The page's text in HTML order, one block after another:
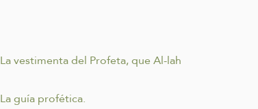
La vestimenta del Profeta, que Al-lah
La guía profética.